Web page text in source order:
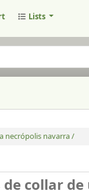
Lists
necrópolis navarra /
collar